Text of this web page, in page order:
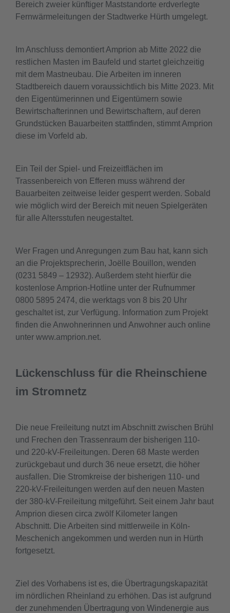
Bereich zweier künftiger Maststandorte erdverlegte
Fernwärmeleitungen der Stadtwerke Hürth umgelegt.
Im Anschluss demontiert Amprion ab Mitte 2022 die
restlichen Masten im Baufeld und startet gleichzeitig
mit dem Mastneubau. Die Arbeiten im inneren
Stadtbereich dauern voraussichtlich bis Mitte 2023. Mit
den Eigentümerinnen und Eigentümern sowie
Bewirtschafterinnen und Bewirtschaftern, auf deren
Grundstücken Bauarbeiten stattfinden, stimmt Amprion
diese im Vorfeld ab.
Ein Teil der Spiel- und Freizeitflächen im
Trassenbereich von Efferen muss während der
Bauarbeiten zeitweise leider gesperrt werden. Sobald
wie möglich wird der Bereich mit neuen Spielgeräten
für alle Altersstufen neugestaltet.
Wer Fragen und Anregungen zum Bau hat, kann sich
an die Projektsprecherin, Joëlle Bouillon, wenden
(0231 5849 – 12932). Außerdem steht hierfür die
kostenlose Amprion-Hotline unter der Rufnummer
0800 5895 2474, die werktags von 8 bis 20 Uhr
geschaltet ist, zur Verfügung. Information zum Projekt
finden die Anwohnerinnen und Anwohner auch online
unter www.amprion.net.
Lückenschluss für die Rheinschiene
im Stromnetz
Die neue Freileitung nutzt im Abschnitt zwischen Brühl
und Frechen den Trassenraum der bisherigen 110-
und 220-kV-Freileitungen. Deren 68 Maste werden
zurückgebaut und durch 36 neue ersetzt, die höher
ausfallen. Die Stromkreise der bisherigen 110- und
220-kV-Freileitungen werden auf den neuen Masten
der 380-kV-Freileitung mitgeführt. Seit einem Jahr baut
Amprion diesen circa zwölf Kilometer langen
Abschnitt. Die Arbeiten sind mittlerweile in Köln-
Meschenich angekommen und werden nun in Hürth
fortgesetzt.
Ziel des Vorhabens ist es, die Übertragungskapazität
im nördlichen Rheinland zu erhöhen. Das ist aufgrund
der zunehmenden Übertragung von Windenergie aus